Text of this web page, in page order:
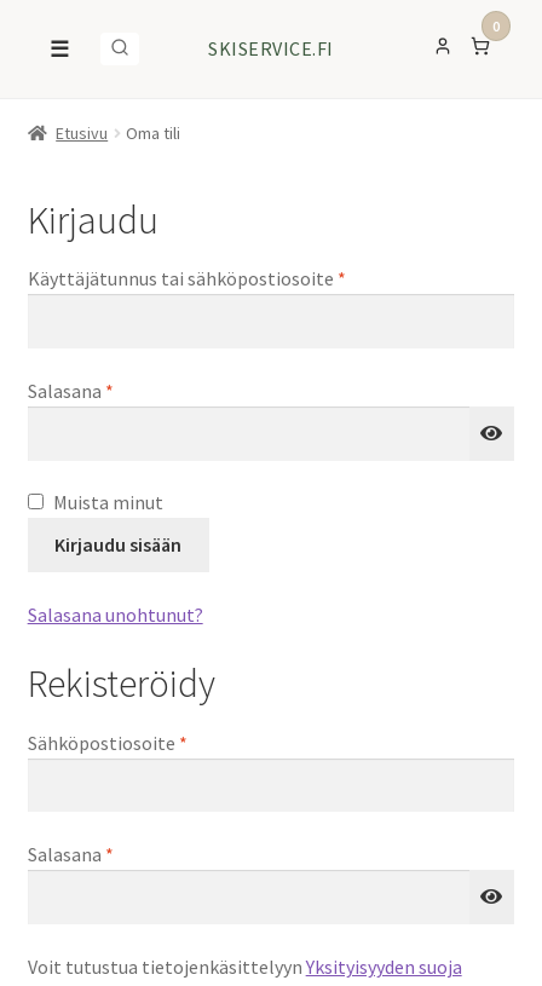
☰ SKISERVICE.FI
0
Etusivu Oma tili
Kirjaudu
Käyttäjätunnus tai sähköpostiosoite *Vaaditaan
Salasana *Vaaditaan
Muista minut
Kirjaudu sisään
Salasana unohtunut?
Rekisteröidy
Sähköpostiosoite *Vaaditaan
Salasana *Vaaditaan
Voit tutustua tietojenkäsittelyynYksityisyyden suoja